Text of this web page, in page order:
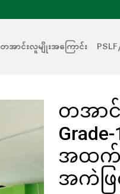
တအာင်းလူမျိုးအကြောင်း
တအာင်
အထက်
အကဲဖ